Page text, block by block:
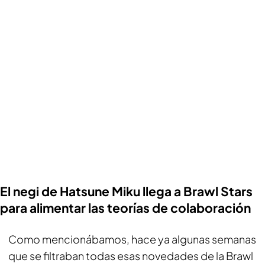
El negi de Hatsune Miku llega a Brawl Stars
para alimentar las teorías de colaboración
Como mencionábamos, hace ya algunas semanas
que se filtraban todas esas novedades de la Brawl